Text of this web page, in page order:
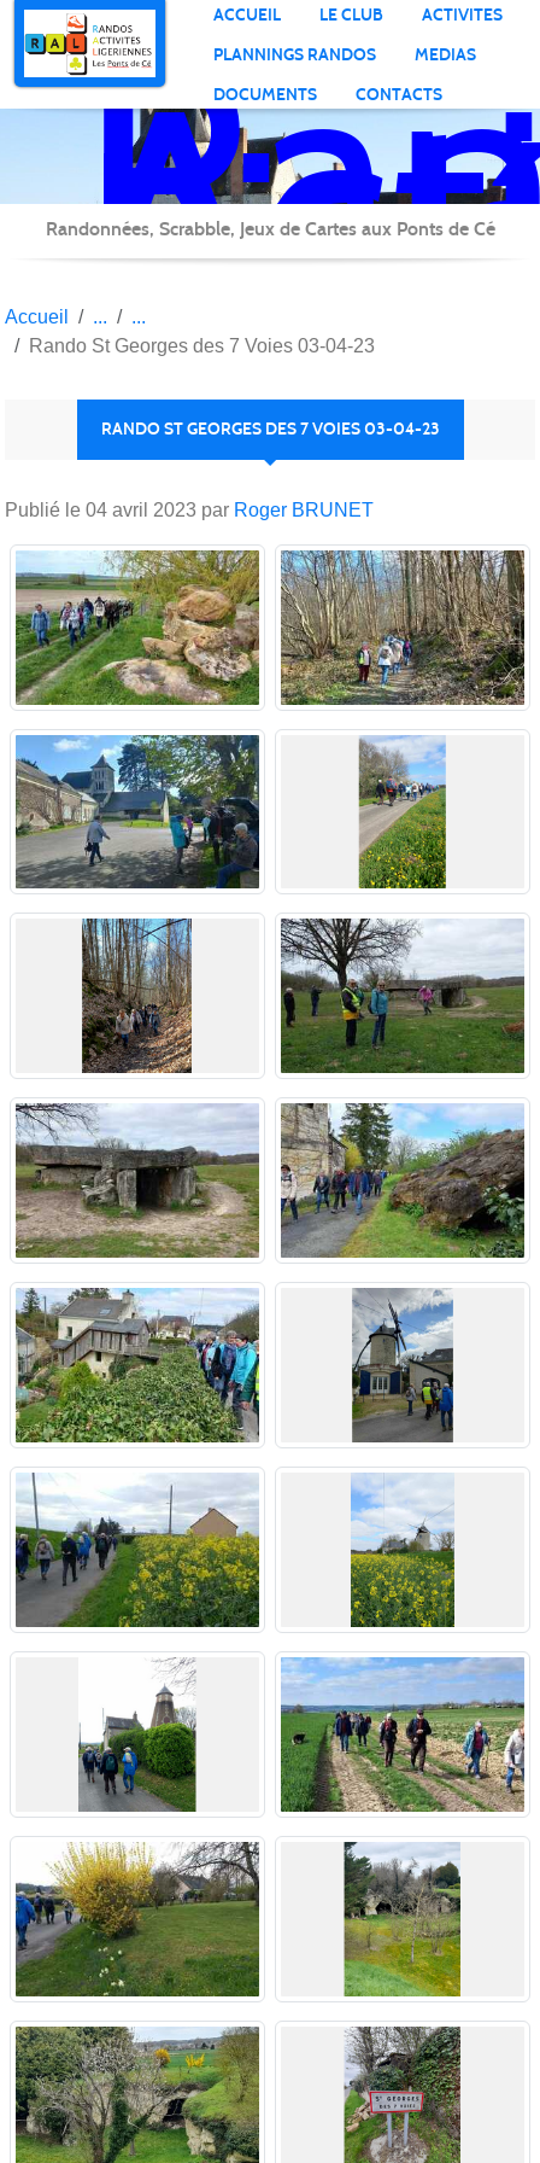
ACCUEIL LE CLUB
ACTIVITES
PLANNINGS RANDOS
MEDIAS
DOCUMENTS
CONTACTS
Randonnées, Scrabble, Jeux de Cartes aux Ponts de Cé
Accueil
Rando St Georges des 7 Voies 03-04-23
RANDO ST GEORGES DES 7 VOIES 03-04-23
Publié le 04 avril 2023 par Roger BRUNET
Panneau de gestion des cookies